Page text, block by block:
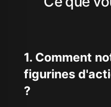
1. Comment
figurines
?